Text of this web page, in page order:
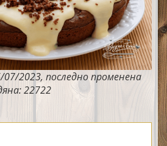
07/2023, последно променена
22722